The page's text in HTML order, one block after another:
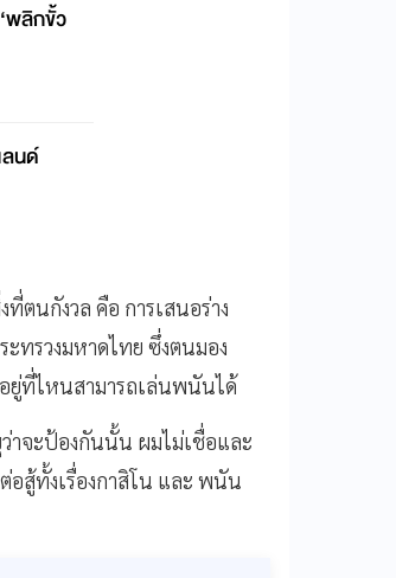
พลิกขั้ว
นด์
ตนกังวล คือ การเสนอร่าง
ทรวงมหาดไทย ซึ่งตนมอง
ยู่ที่ไหนสามารถเล่นพนันได้
าจะป้องกันนั้น ผมไม่เชื่อและ
อสู้ทั้งเรื่องกาสิโน และ พนัน